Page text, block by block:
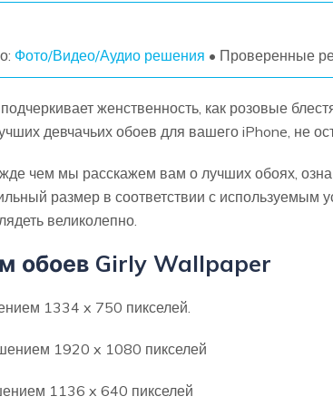
Фото/Видео/Аудио решения • Проверенные
женственность, как розовые
девчачьих обоев для вашего iPhone, не
чем мы расскажем вам о лучших обоях,
размер в соответствии с используемым
великолепно.
обоев Girly Wallpaper
1334 x 750 пикселей.
1920 x 1080 пикселей
1136 x 640 пикселей